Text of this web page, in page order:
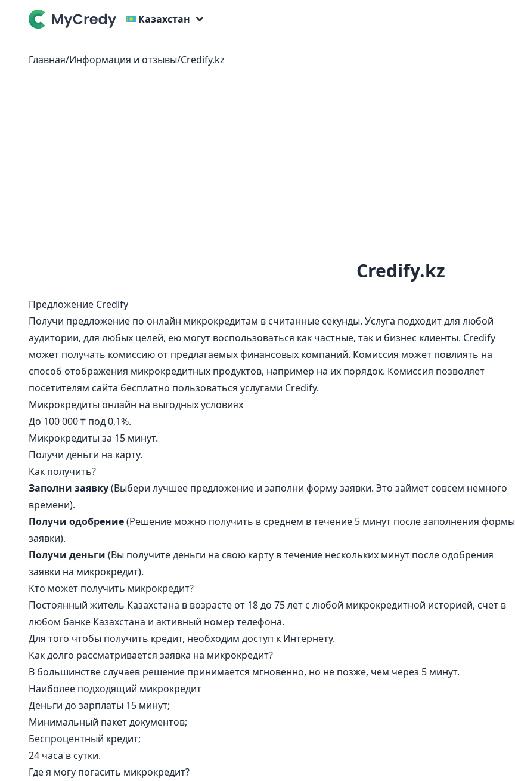
Казахстан
Главная/Информация и отзывы/Credify.kz
Credify.kz
Предложение Credify
Получи предложение по онлайн микрокредитам в считанные секунды. Услуга подходит для любой
аудитории, для любых целей, ею могут воспользоваться как частные, так и бизнес клиенты. Credify
может получать комиссию от предлагаемых финансовых компаний. Комиссия может повлиять на
способ отображения микрокредитных продуктов, например на их порядок. Комиссия позволяет
посетителям сайта бесплатно пользоваться услугами Credify.
Микрокредиты онлайн на выгодных условиях
До 100 000 ₸ под 0,1%.
Микрокредиты за 15 минут.
Получи деньги на карту.
Как получить?
Заполни заявку(Выбери лучшее предложение и заполни форму заявки. Это займет совсем немного
времени).
Получи одобрение(Решение можно получить в среднем в течение 5 минут после заполнения формы
заявки).
Получи деньги (Вы получите деньги на свою карту в течение нескольких минут после одобрения
заявки на микрокредит).
Кто может получить микрокредит?
Постоянный житель Казахстана в возрасте от 18 до 75 лет с любой микрокредитной историей, счет в
любом банке Казахстана и активный номер телефона.
Для того чтобы получить кредит, необходим доступ к Интернету.
Как долго рассматривается заявка на микрокредит?
В большинстве случаев решение принимается мгновенно, но не позже, чем через 5 минут.
Наиболее подходящий микрокредит
Деньги до зарплаты 15 минут;
Минимальный пакет документов;
Беспроцентный кредит;
24 часа в сутки.
Где я могу погасить микрокредит?